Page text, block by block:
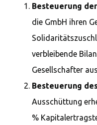
Besteuerung
die GmbH ihren
verbleibende
Gesellschafter
Besteuerung
Ausschüttung
%